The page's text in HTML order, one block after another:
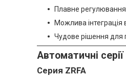
Плавне
Можлива інтеграція
Чудове рішення для
Автоматичні серії
Серия ZRFA